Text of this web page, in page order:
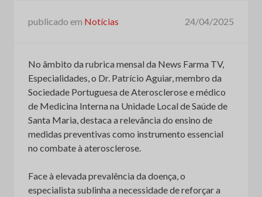
publicado em Notícias 24/04/2025
No âmbito da rubrica mensal da News Farma TV,
Especialidades, o Dr. Patrício Aguiar, membro da
Sociedade Portuguesa de Aterosclerose e médico
de Medicina Interna na Unidade Local de Saúde de
Santa Maria, destaca a relevância do ensino de
medidas preventivas como instrumento essencial
no combate à aterosclerose.
Face à elevada prevalência da doença, o
especialista sublinha a necessidade de reforçar a